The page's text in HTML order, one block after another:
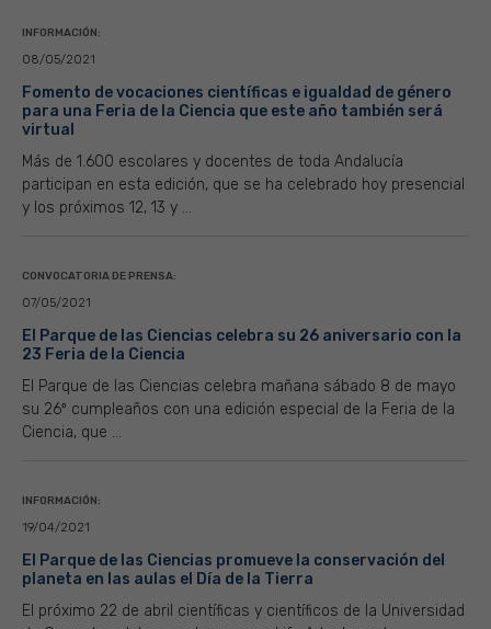
INFORMACIÓN:
08/05/2021
Fomento de vocaciones científicas e igualdad de género
para una Feria de la Ciencia que este año también será
virtual
Más de 1.600 escolares y docentes de toda Andalucía
participan en esta edición, que se ha celebrado hoy presencial
y los próximos 12, 13 y ...
CONVOCATORIA DE PRENSA:
07/05/2021
El Parque de las Ciencias celebra su 26 aniversario con la
23 Feria de la Ciencia
El Parque de las Ciencias celebra mañana sábado 8 de mayo
su 26º cumpleaños con una edición especial de la Feria de la
Ciencia, que ...
INFORMACIÓN:
19/04/2021
El Parque de las Ciencias promueve la conservación del
planeta en las aulas el Día de la Tierra
El próximo 22 de abril científicas y científicos de la Universidad